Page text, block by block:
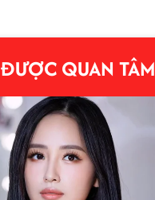
ĐƯỢC QUAN TÂM